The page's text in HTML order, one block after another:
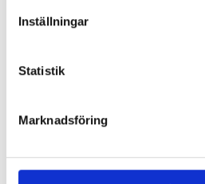
Inställningar
Statistik
Marknadsföring
Other